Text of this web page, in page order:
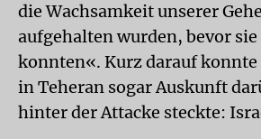
die Wachsamkeit unserer
aufgehalten wurden, bevor
konnten«. Kurz darauf konnte
in Teheran sogar Auskunft
hinter der Attacke steckte: